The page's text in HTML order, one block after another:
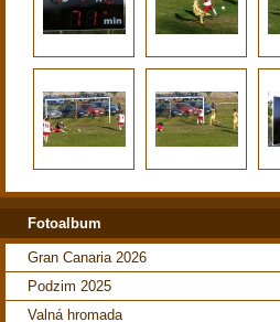
Fotoalbum
Gran Canaria 2026
Podzim 2025
Valná hromada